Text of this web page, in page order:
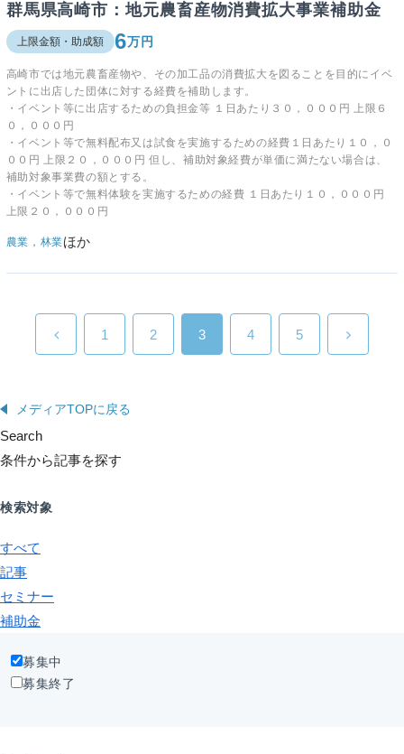
群馬県高崎市：地元農畜産物消費拡大事業補助金
上限金額・助成額 6万円
高崎市では地元農畜産物や、その加工品の消費拡大を図ることを目的にイベ
ントに出店した団体に対する経費を補助します。
・イベント等に出店するための負担金等 １日あたり３０，０００円 上限６
０，０００円
・イベント等で無料配布又は試食を実施するための経費１日あたり１０，０
００円 上限２０，０００円 但し、補助対象経費が単価に満たない場合は、
補助対象事業費の額とする。
・イベント等で無料体験を実施するための経費 １日あたり１０，０００円
上限２０，０００円
農業，林業ほか
1 2 3 4 5
メディアTOPに戻る
Search
条件から記事を探す
検索対象
すべて
記事
セミナー
補助金
募集中
募集終了